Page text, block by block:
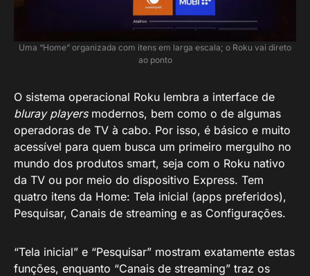
Uma “Home” organizada com itens em larga escala; o Roku vai direto
ao ponto
O sistema operacional Roku lembra a interface de
bluray playersmodernos, bem como o de algumas
operadoras de TV à cabo. Por isso, é básico e muito
acessível para quem busca um primeiro mergulho no
mundo dos produtos smart, seja com o Roku nativo
da TV ou por meio do dispositivo Express. Tem
quatro itens da Home: Tela inicial (apps preferidos),
Pesquisar, Canais de streaming e as Configurações.
“Tela inicial” e “Pesquisar” mostram exatamente estas
funções, enquanto “Canais de streaming” traz os